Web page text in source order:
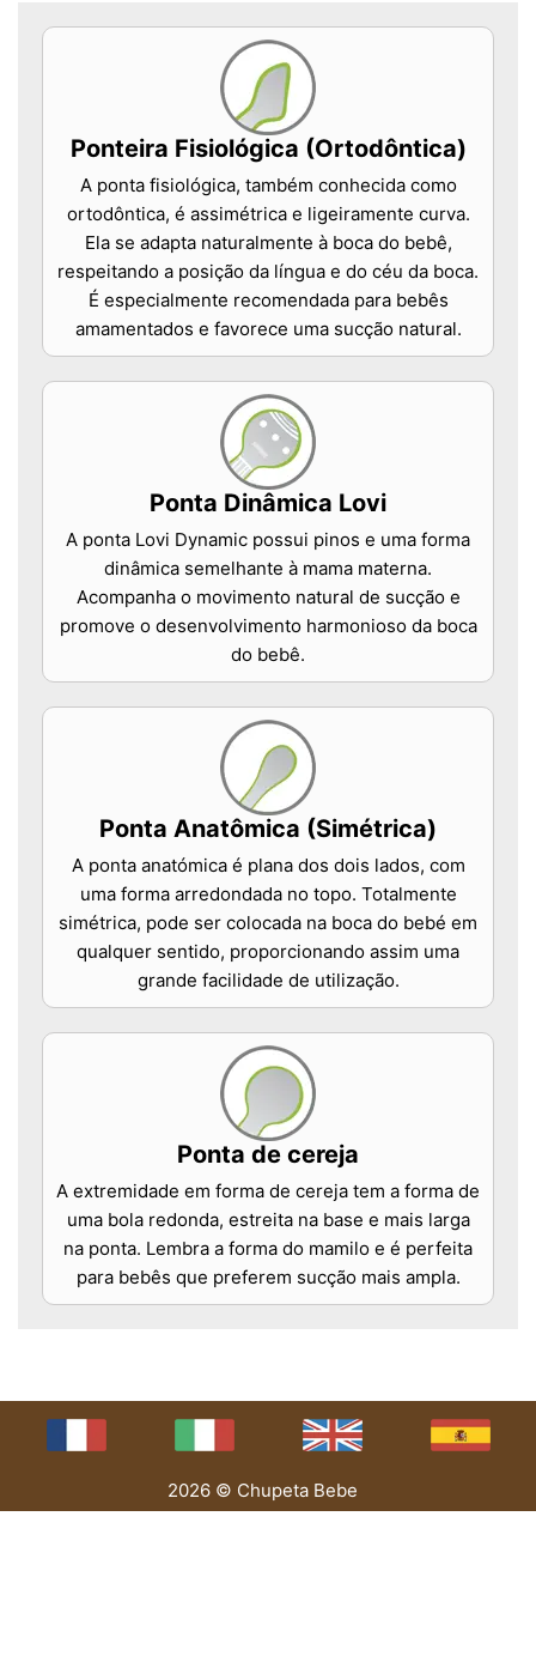
Ponteira Fisiológica (Ortodôntica)
A ponta fisiológica, também conhecida como
ortodôntica, é assimétrica e ligeiramente curva.
Ela se adapta naturalmente à boca do bebê,
respeitando a posição da língua e do céu da boca.
É especialmente recomendada para bebês
amamentados e favorece uma sucção natural.
Ponta Dinâmica Lovi
A ponta Lovi Dynamic possui pinos e uma forma
dinâmica semelhante à mama materna.
Acompanha o movimento natural de sucção e
promove o desenvolvimento harmonioso da boca
do bebê.
Ponta Anatômica (Simétrica)
A ponta anatómica é plana dos dois lados, com
uma forma arredondada no topo. Totalmente
simétrica, pode ser colocada na boca do bebé em
qualquer sentido, proporcionando assim uma
grande facilidade de utilização.
Ponta de cereja
A extremidade em forma de cereja tem a forma de
uma bola redonda, estreita na base e mais larga
na ponta. Lembra a forma do mamilo e é perfeita
para bebês que preferem sucção mais ampla.
2026 © Chupeta Bebe